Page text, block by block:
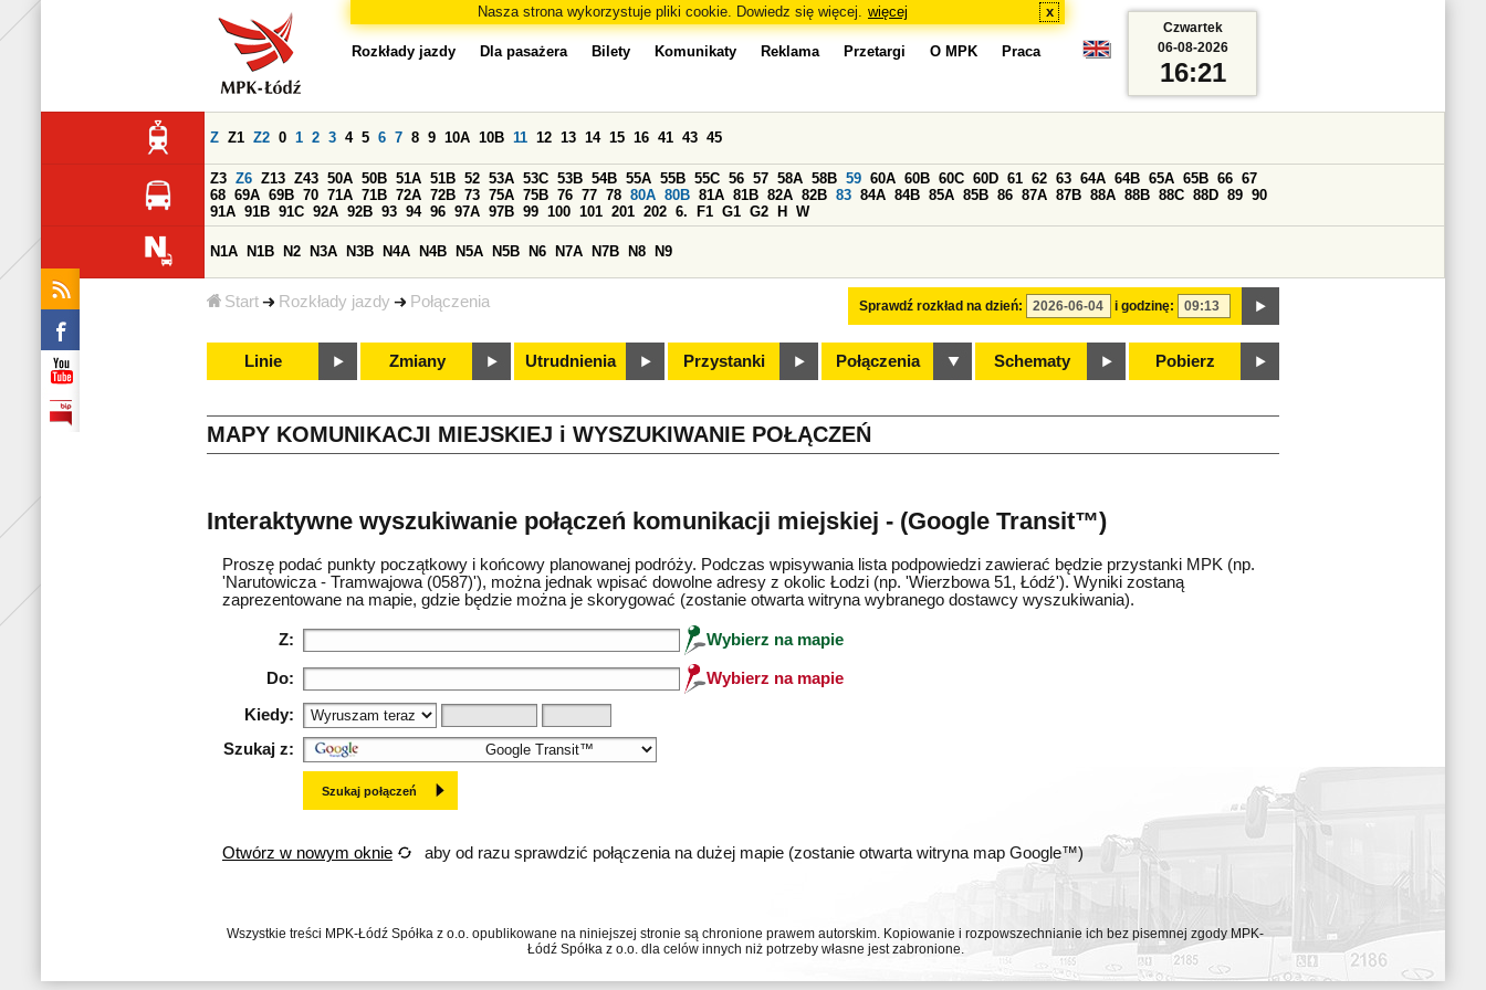
Nasza strona wykorzystuje pliki cookie. Dowiedz się więcej. więcej x
Start Rozkłady jazdy Połączenia
Rozkłady jazdy Dla pasażera Bilety Komunikaty Reklama Przetargi O MPK Praca
Sprawdź rozkład na dzień: i godzinę:
Z Z1 Z2 0 1 2 3 4 5 6 7 8 9 10A 10B 11 12 13 14 15 16 41 43 45
Z3 Z6 Z13 Z43 50A 50B 51A 51B 52 53A 53C 53B 54B 55A 55B 55C 56 57 58A 58B 59 60A 60B 60C 60D 61 62 63 64A 64B 65A 65B 66 67
68 69A 69B 70 71A 71B 72A 72B 73 75A 75B 76 77 78 80A 80B 81A 81B 82A 82B 83 84A 84B 85A 85B 86 87A 87B 88A 88B 88C 88D 89 90
91A 91B 91C 92A 92B 93 94 96 97A 97B 99 100 101 201 202 6. F1 G1 G2 H W
N1A N1B N2 N3A N3B N4A N4B N5A N5B N6 N7A N7B N8 N9
Linie Zmiany Utrudnienia Przystanki Połączenia Schematy Pobierz
Czwartek
06-08-2026
16:21
MAPY KOMUNIKACJI MIEJSKIEJ i WYSZUKIWANIE POŁĄCZEŃ
Interaktywne wyszukiwanie połączeń komunikacji miejskiej - (Google Transit™)
Proszę podać punkty początkowy i końcowy planowanej podróży. Podczas wpisywania lista podpowiedzi zawierać będzie przystanki MPK (np.
'Narutowicza - Tramwajowa (0587)'), można jednak wpisać dowolne adresy z okolic Łodzi (np. 'Wierzbowa 51, Łódź'). Wyniki zostaną
zaprezentowane na mapie, gdzie będzie można je skorygować (zostanie otwarta witryna wybranego dostawcy wyszukiwania).
Z: Wybierz na mapie
Do: Wybierz na mapie
Kiedy:
Szukaj z:
Otwórz w nowym oknie aby od razu sprawdzić połączenia na dużej mapie (zostanie otwarta witryna map Google™)
Wszystkie treści MPK-Łódź Spółka z o.o. opublikowane na niniejszej stronie są chronione prawem autorskim. Kopiowanie i rozpowszechnianie ich bez pisemnej zgody MPK-
Łódź Spółka z o.o. dla celów innych niż potrzeby własne jest zabronione.